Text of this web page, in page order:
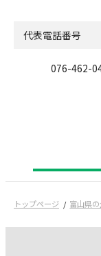
代表電話番号
076-462-
トップページ 富山県